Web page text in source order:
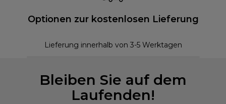
Optionen zur kostenlosen Lieferung
Lieferung innerhalb von 3-5 Werktagen
Bleiben Sie auf dem
Laufenden!